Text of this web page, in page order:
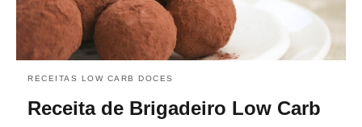
RECEITAS LOW CARB DOCES
Receita de Brigadeiro Low Carb